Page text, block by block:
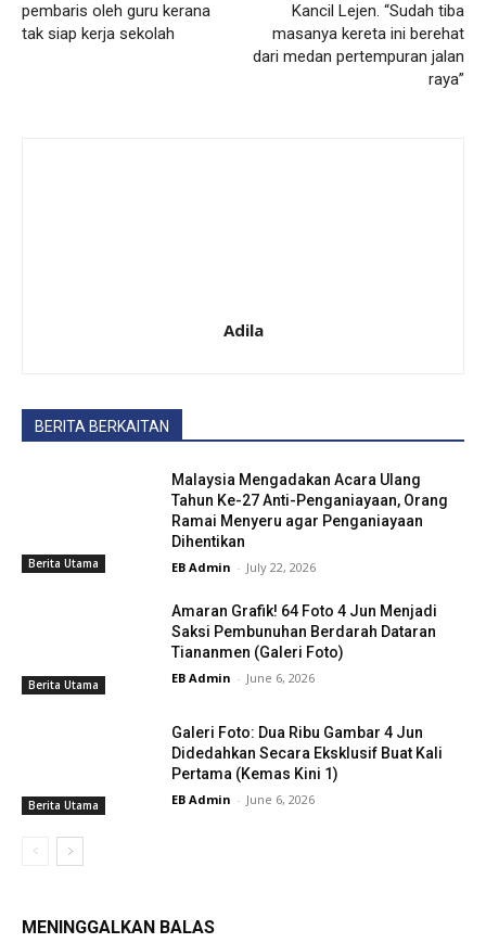
pembaris oleh guru kerana
tak siap kerja sekolah
Kancil Lejen. “Sudah tiba
masanya kereta ini berehat
dari medan pertempuran jalan
raya”
Adila
BERITA BERKAITAN
Berita Utama
Malaysia Mengadakan Acara Ulang
Tahun Ke-27 Anti-Penganiayaan, Orang
Ramai Menyeru agar Penganiayaan
Dihentikan
EB Admin - July 22, 2026
Berita Utama
Amaran Grafik! 64 Foto 4 Jun Menjadi
Saksi Pembunuhan Berdarah Dataran
Tiananmen (Galeri Foto)
EB Admin - June 6, 2026
Berita Utama
Galeri Foto: Dua Ribu Gambar 4 Jun
Didedahkan Secara Eksklusif Buat Kali
Pertama (Kemas Kini 1)
EB Admin - June 6, 2026
MENINGGALKAN BALAS